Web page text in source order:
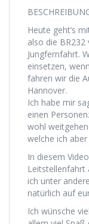
Heute geht’s
also die BR232
Jungfernfahrt.
einsetzen,
fahren wir die
Hannover.
Ich habe mir
einen
wohl
welche ich
In diesem
Leitstellenfahrt
ich unter
natürlich auf
Ich wünsche